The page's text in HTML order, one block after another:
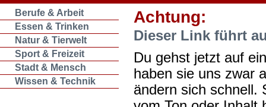
Berufe & Arbeit
Essen & Trinken
Natur & Tierwelt
Sport & Freizeit
Stadt & Mensch
Wissen & Technik
Achtung:
Dieser Link führt
Du gehst jetzt auf
haben sie uns zwar
ändern sich schnell.